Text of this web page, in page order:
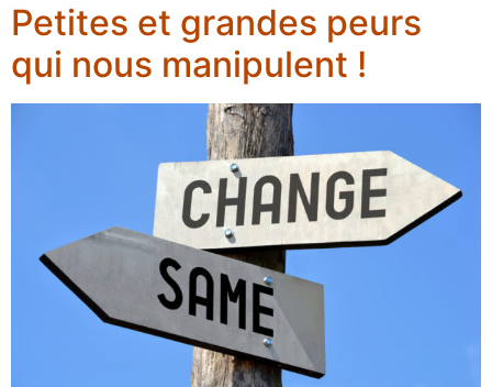
Petites et grandes peurs
qui nous manipulent !